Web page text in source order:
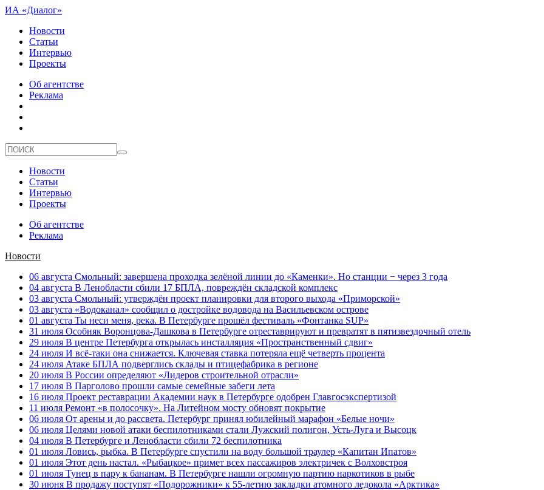
ИА «Диалог»
Новости
Статьи
Интервью
Проекты
Об агентстве
Реклама
Новости
Статьи
Интервью
Проекты
Об агентстве
Реклама
Новости
06 августа Смольный: завершена проходка зелёной линии до «Каменки». Но станции − через 3 года
04 августа В Ленобласти сбили 17 БПЛА, повреждён складской комплекс
03 августа Смольный: утверждён проект планировки для второго выхода «Приморской»
03 августа «Водоканал» сообщил о достройке водовода на Васильевском острове
01 августа Ты неси меня, река. В Петербурге прошёл фестиваль «Фонтанка SUP»
31 июля Особняк Воронцова-Дашкова в Петербурге отреставрируют и превратят в пятизвездочный отель
29 июля В центре Петербурга открылась инсталляция «Пространственный сдвиг»
24 июля И всё-таки она снижается. Ключевая ставка потеряла ещё четверть процента
24 июля Атаке БПЛА подверглись склады и птицефабрика в регионе
20 июля В России определяют «Лидеров строительной отрасли»
17 июля В Парголово прошли самые семейные забеги лета
16 июля Проект реставрации Академии наук в Петербурге одобрен Главгосэкспертизой
11 июля Ремонт «в полосочку». На Литейном мосту обновят покрытие
06 июля От арены и до рассвета. Петербург принял юбилейный марафон «Белые ночи»
06 июля Целями новой атаки беспилотниками стали Лужский полигон, Усть-Луга и Высоцк
04 июля В Петербурге и Ленобласти сбили 72 беспилотника
01 июля Ловись, рыбка. В Петербурге спустили на воду большой траулер «Капитан Ипатов»
01 июля Этот день настал. «Рыбацкое» примет всех пассажиров электричек с Волховстроя
01 июля Тунец в пару к бананам. В Петербурге нашли огромную партию наркотиков в рыбе
30 июня В продажу поступят «Подорожники» к 55-летию закладки атомного ледокола «Арктика»